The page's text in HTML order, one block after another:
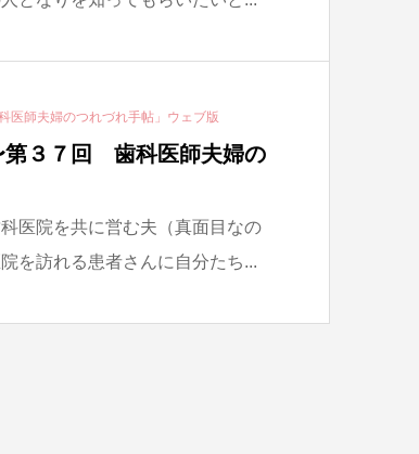
医師夫婦のつれづれ手帖」ウェブ版
３７回 歯科医師夫婦の
医院を共に営む夫（真面目なの
を訪れる患者さんに自分たち...